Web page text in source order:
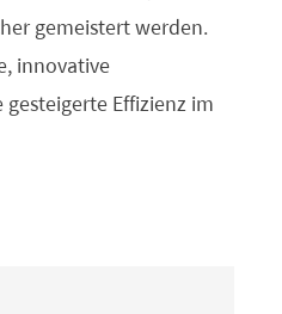
gemeistert werden.
innovative
Effizienz im